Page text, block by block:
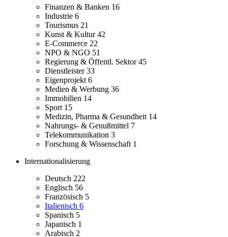
Finanzen & Banken 16
Industrie 6
Tourismus 21
Kunst & Kultur42
E-Commerce 22
NPO & NGO 51
Regierung & Öffentl. Sektor45
Dienstleister33
Eigenprojekt 6
Medien & Werbung 36
Immobilien 14
Sport 15
Medizin, Pharma & Gesundheit 14
Nahrungs- & Genußmittel 7
Telekommunikation 3
Forschung & Wissenschaft 1
Internationalisierung
Deutsch 222
Englisch 56
Französisch 5
Italienisch 6
Spanisch 5
Japanisch 1
Arabisch 2